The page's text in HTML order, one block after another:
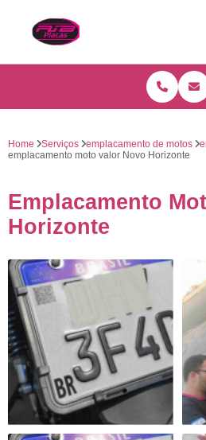
Home Serviços emplacamento de motos
emplacamento moto valor Novo Horizonte
Emplacamento
Horizonte